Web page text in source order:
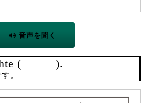
音声を聞く
( ).
。